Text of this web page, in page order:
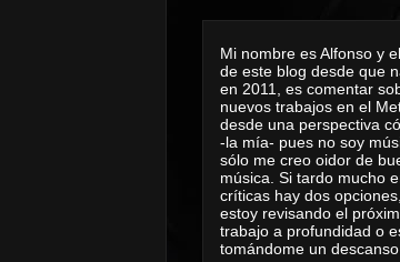
Mi nombre es Alfonso y
de este blog desde que
en 2011, es comentar
nuevos trabajos en el
desde una perspectiva
-la mía- pues no soy
sólo me creo oidor de
música. Si tardo mucho
críticas hay dos
estoy revisando el
trabajo a profundidad o
tomándome un